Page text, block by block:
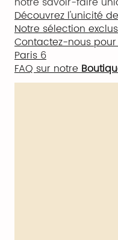
Découvrez l'unicité
Notre sélection
Contactez-nous
Paris 6
FAQ sur notre